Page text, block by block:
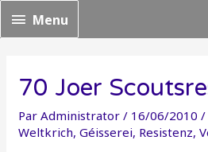
Menu
Menu
70 Joer
ParAdministrator / 16/06/2010 /
Weltkrich,Géisserei, Resistenz,